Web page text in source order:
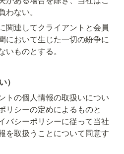
ない。
関連してクライアントと会員
において生じた一切の紛争に
ものとする。
）
トの個人情報の取扱いについ
リシーの定めによるものと
バシーポリシーに従って当社
を取扱うことについて同意す